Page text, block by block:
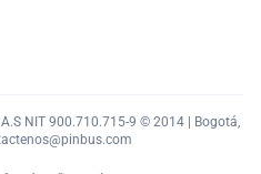
NIT 900.710.715-9 © 2014 | Bogotá,